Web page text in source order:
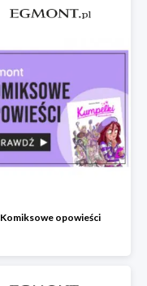
Komiksowe opowieści